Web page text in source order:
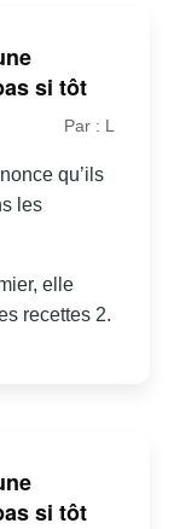
si tôt
Par : L
qu’ils
les
elle
recettes 2.
si tôt